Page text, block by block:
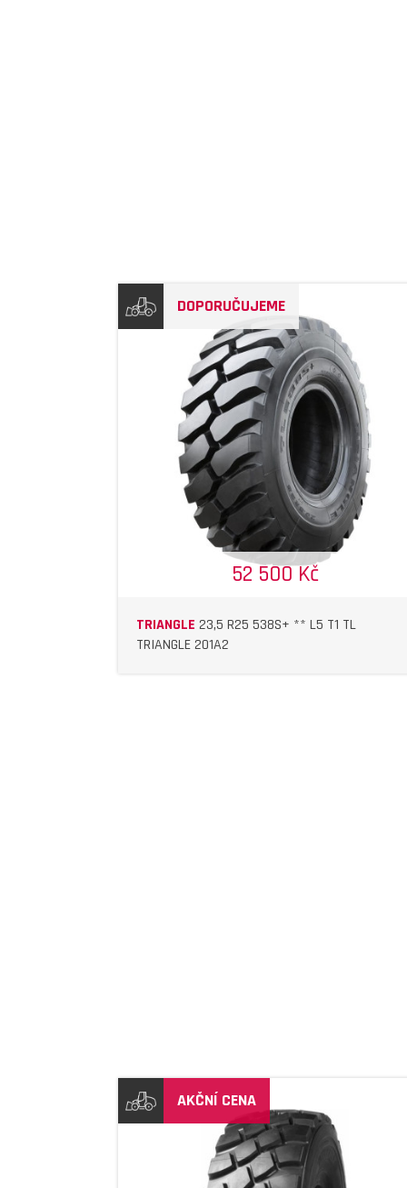
DOPORUČUJEME
52 500 Kč
TRIANGLE 23,5 R25 538S+ ** L5 T1 TL
TRIANGLE 201A2
DETAIL
AKČNÍ CENA